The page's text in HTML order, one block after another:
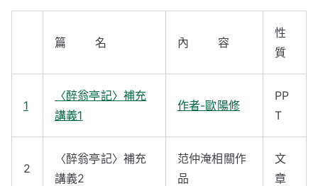
篇 名 內 容
性
質
1
〈醉翁亭記〉補充
講義1
作者-歐陽修
PP
T
2
〈醉翁亭記〉補充
講義2
范仲淹相關作
品
文
章